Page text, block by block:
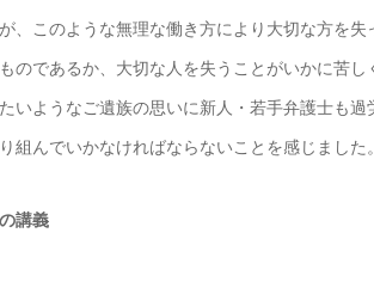
、このような無理な働き方により大切な方を
のであるか、大切な人を失うことがいかに苦
いようなご遺族の思いに新人・若手弁護士も
組んでいかなければならないことを感じました。
講義